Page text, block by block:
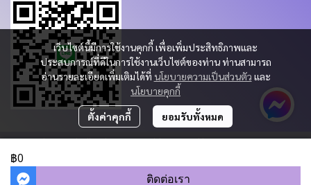
฿0
ติดต่อเรา
เว็บไซต์นี้มีการใช้งานคุกกี้ เพื่อเพิ่มประสิทธิภาพและ
ประสบการณ์ที่ดีในการใช้งานเว็บไซต์ของท่าน ท่านสามารถ
อ่านรายละเอียดเพิ่มเติมได้ที่ นโยบายความเป็นส่วนตัว และ
นโยบายคุกกี้
ตั้งค่าคุกกี้ ยอมรับทั้งหมด
Copyright 2023 | All Rights Reserved | Powered by KBM PART & TRADING
ผู้เข้าชมวันนี้1,230